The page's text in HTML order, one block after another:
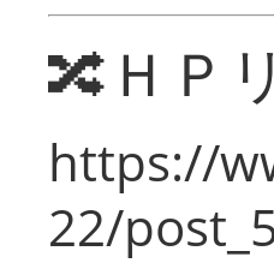
🔀ＨＰ
https://
22/